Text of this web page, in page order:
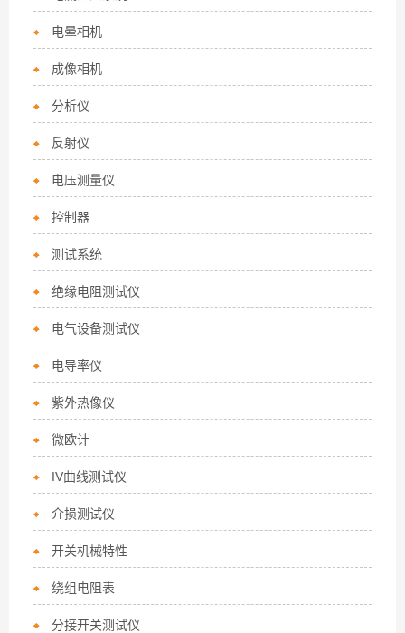
电晕相机
成像相机
分析仪
反射仪
电压测量仪
控制器
测试系统
绝缘电阻测试仪
电气设备测试仪
电导率仪
紫外热像仪
微欧计
IV曲线测试仪
介损测试仪
开关机械特性
绕组电阻表
分接开关测试仪